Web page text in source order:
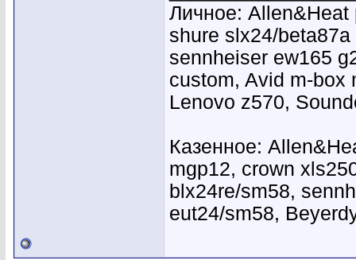
Личное:
shure slx24/
sennheiser ew165
custom, Avid m-box
Lenovo z570,
Казенное:
mgp12, crown
blx24re/sm58,
eut24/sm58,